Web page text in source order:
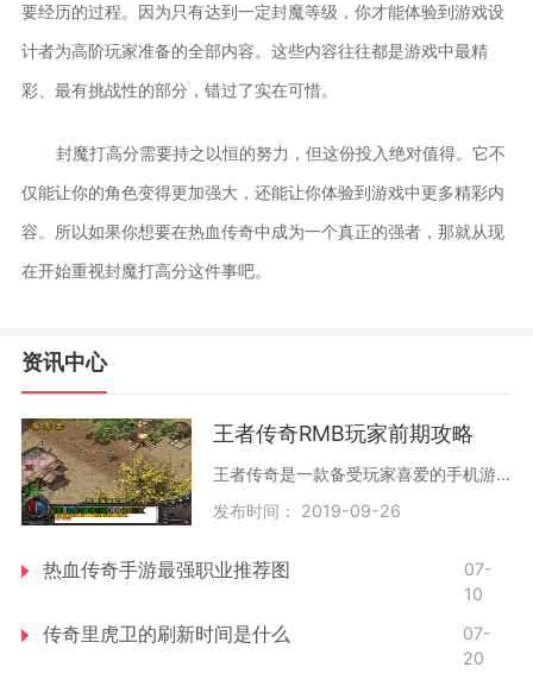
要经历的过程。因为只有达到一定封魔等级，你才能体验到游戏设
计者为高阶玩家准备的全部内容。这些内容往往都是游戏中最精
彩、最有挑战性的部分，错过了实在可惜。
封魔打高分需要持之以恒的努力，但这份投入绝对值得。它不
仅能让你的角色变得更加强大，还能让你体验到游戏中更多精彩内
容。所以如果你想要在热血传奇中成为一个真正的强者，那就从现
在开始重视封魔打高分这件事吧。
资讯中心
王者传奇RMB玩家前期攻略
王者传奇是一款备受玩家喜爱的手机游戏，它提供了一个奇幻的游戏世界，让玩家尽情体验战斗的乐趣。在游戏的前期阶段，很多玩家可能会遇到一些困难和挑战。本篇游戏攻略将为大家介绍一些关于王者传奇RMB玩家前期攻略的经验和技巧，希望对新手玩家有所帮助。
发布时间： 2019-09-26
热血传奇手游最强职业推荐图
07-
10
传奇里虎卫的刷新时间是什么
07-
20